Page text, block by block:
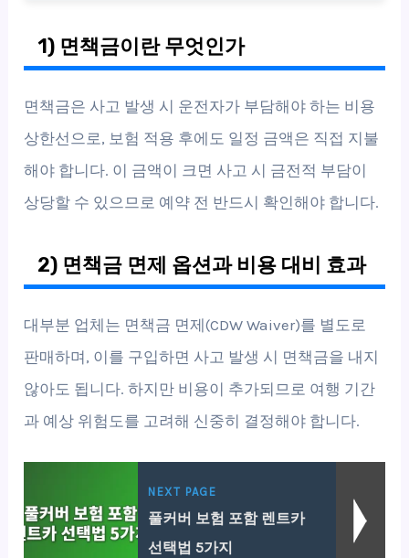
1) 면책금이란 무엇인가
면책금은 사고 발생 시 운전자가 부담해야 하는 비용
상한선으로, 보험 적용 후에도 일정 금액은 직접 지불
해야 합니다. 이 금액이 크면 사고 시 금전적 부담이
상당할 수 있으므로 예약 전 반드시 확인해야 합니다.
2) 면책금 면제 옵션과 비용 대비 효과
대부분 업체는 면책금 면제(CDW Waiver)를 별도로
판매하며, 이를 구입하면 사고 발생 시 면책금을 내지
않아도 됩니다. 하지만 비용이 추가되므로 여행 기간
과 예상 위험도를 고려해 신중히 결정해야 합니다.
NEXT PAGE
풀커버 보험 포함 렌트카
선택법 5가지